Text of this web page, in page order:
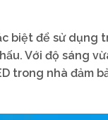
biệt để sử
Với độ sáng
trong nhà đảm